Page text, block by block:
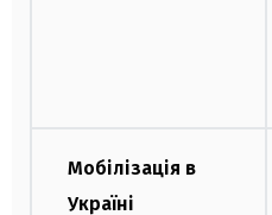
Мобілізація в
Україні